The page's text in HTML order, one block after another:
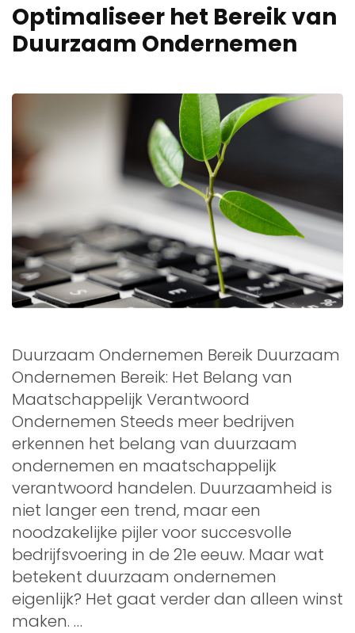
Optimaliseer het Bereik van
Duurzaam Ondernemen
Duurzaam Ondernemen Bereik Duurzaam
Ondernemen Bereik: Het Belang van
Maatschappelijk Verantwoord
Ondernemen Steeds meer bedrijven
erkennen het belang van duurzaam
ondernemen en maatschappelijk
verantwoord handelen. Duurzaamheid is
niet langer een trend, maar een
noodzakelijke pijler voor succesvolle
bedrijfsvoering in de 21e eeuw. Maar wat
betekent duurzaam ondernemen
eigenlijk? Het gaat verder dan alleen winst
maken. …